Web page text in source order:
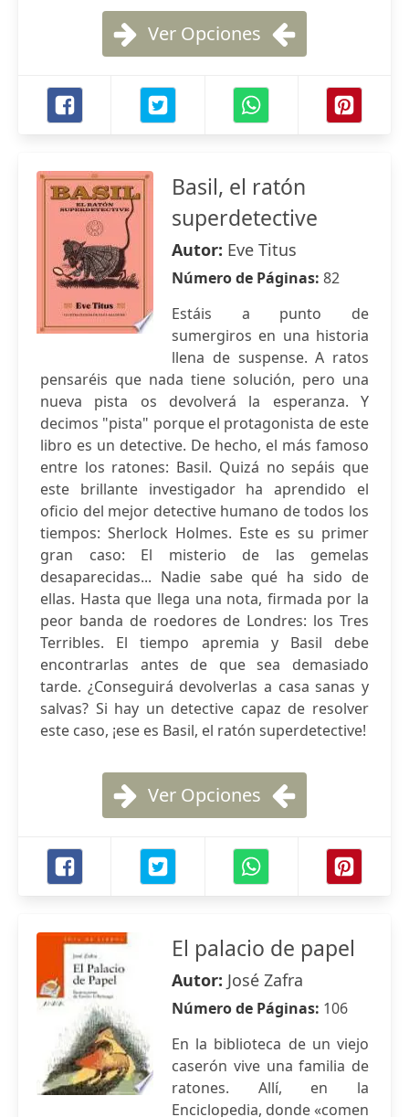
Ver Opciones
Basil, el ratón
superdetective
Autor: Eve Titus
Número de Páginas: 82
Estáis a punto de
sumergiros en una historia
llena de suspense. A ratos
pensaréis que nada tiene solución, pero una
nueva pista os devolverá la esperanza. Y
decimos "pista" porque el protagonista de este
libro es un detective. De hecho, el más famoso
entre los ratones: Basil. Quizá no sepáis que
este brillante investigador ha aprendido el
oficio del mejor detective humano de todos los
tiempos: Sherlock Holmes. Este es su primer
gran caso: El misterio de las gemelas
desaparecidas... Nadie sabe qué ha sido de
ellas. Hasta que llega una nota, firmada por la
peor banda de roedores de Londres: los Tres
Terribles. El tiempo apremia y Basil debe
encontrarlas antes de que sea demasiado
tarde. ¿Conseguirá devolverlas a casa sanas y
salvas? Si hay un detective capaz de resolver
este caso, ¡ese es Basil, el ratón superdetective!
Ver Opciones
El palacio de papel
Autor: José Zafra
Número de Páginas: 106
En la biblioteca de un viejo
caserón vive una familia de
ratones. Allí, en la
Enciclopedia, donde «comen